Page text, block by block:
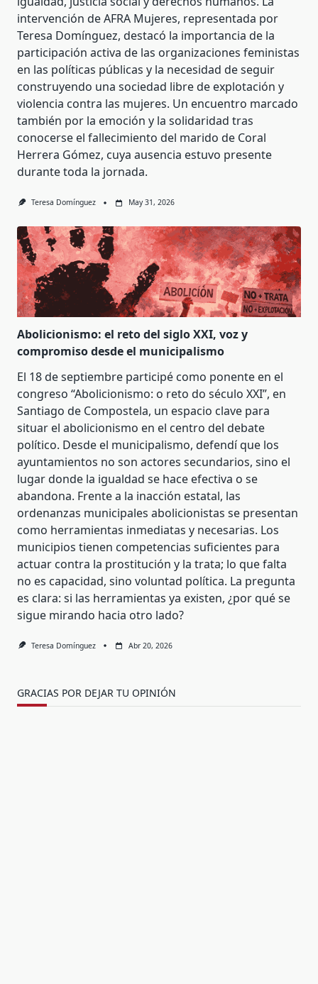
intervención de AFRA Mujeres, representada por
Teresa Domínguez, destacó la importancia de la
participación activa de las organizaciones feministas
en las políticas públicas y la necesidad de seguir
construyendo una sociedad libre de explotación y
violencia contra las mujeres. Un encuentro marcado
también por la emoción y la solidaridad tras
conocerse el fallecimiento del marido de Coral
Herrera Gómez, cuya ausencia estuvo presente
durante toda la jornada.
Teresa Domínguez May 31, 2026
Abolicionismo: el reto del siglo XXI, voz y
compromiso desde el municipalismo
El 18 de septiembre participé como ponente en el
congreso “Abolicionismo: o reto do século XXI”, en
Santiago de Compostela, un espacio clave para
situar el abolicionismo en el centro del debate
político. Desde el municipalismo, defendí que los
ayuntamientos no son actores secundarios, sino el
lugar donde la igualdad se hace efectiva o se
abandona. Frente a la inacción estatal, las
ordenanzas municipales abolicionistas se presentan
como herramientas inmediatas y necesarias. Los
municipios tienen competencias suficientes para
actuar contra la prostitución y la trata; lo que falta
no es capacidad, sino voluntad política. La pregunta
es clara: si las herramientas ya existen, ¿por qué se
sigue mirando hacia otro lado?
Teresa Domínguez Abr 20, 2026
GRACIAS POR DEJAR TU OPINIÓN